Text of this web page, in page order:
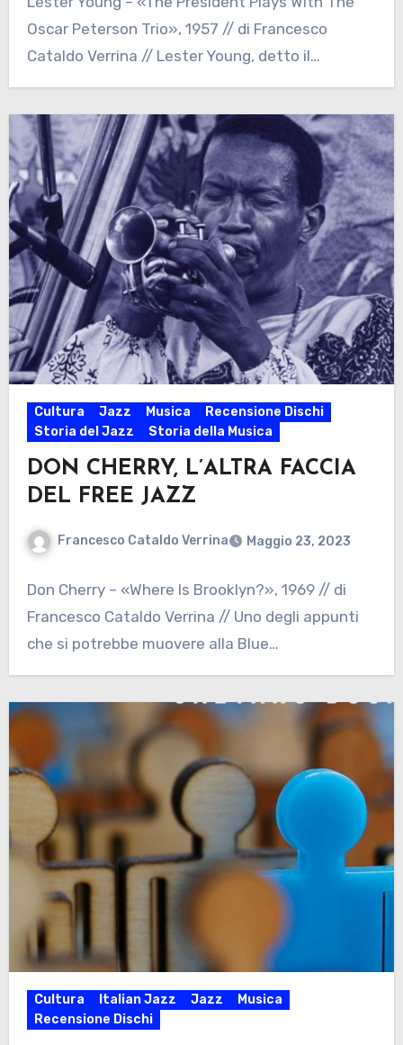
Oscar Peterson Trio», 1957 // di Francesco
Cataldo Verrina // Lester Young, detto il…
Cultura Jazz Musica
Recensione Dischi
Storia del Jazz
Storia della Musica
DON CHERRY, L’ALTRA FACCIA
DEL FREE JAZZ
Francesco Cataldo Verrina Maggio 23, 2023
Don Cherry – «Where Is Brooklyn?», 1969 // di
Francesco Cataldo Verrina // Uno degli appunti
che si potrebbe muovere alla Blue…
Cultura Italian Jazz Jazz
Musica
Recensione Dischi